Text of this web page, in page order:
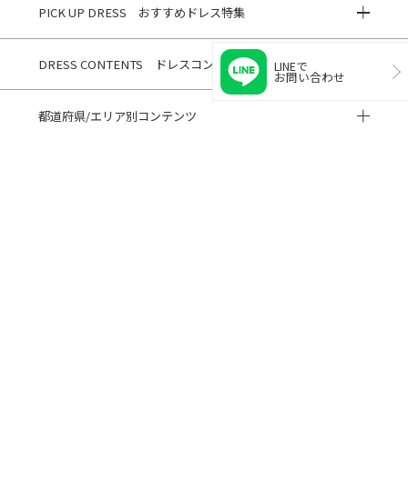
PICK UP DRESS おすすめドレス特集
DRESS CONTENTS ドレスコンテンツ
都道府県/エリア別コンテンツ
LINEで
お問い合わせ